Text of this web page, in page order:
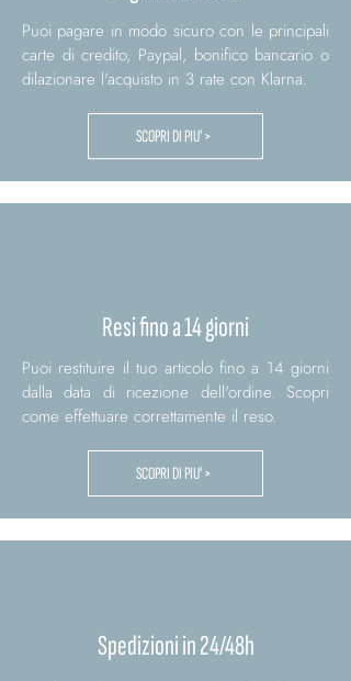
Puoi pagare in modo sicuro con le principali
carte di credito, Paypal, bonifico bancario o
dilazionare l'acquisto in 3 rate con Klarna.
SCOPRI DI PIU' >
Resi fino a 14 giorni
Puoi restituire il tuo articolo fino a 14 giorni
dalla data di ricezione dell'ordine. Scopri
come effettuare correttamente il reso.
SCOPRI DI PIU' >
Spedizioni in 24/48h